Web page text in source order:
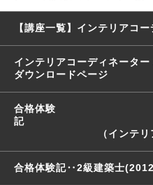
【講座一覧】インテリアコ
インテリアコーディネー
ダウンロードページ
合格体験
（インテリアコー
合格体験記‥2級建築士(2012